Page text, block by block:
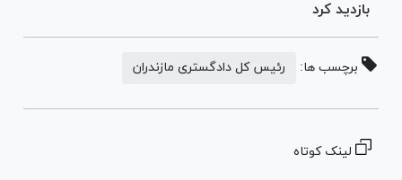
بازدید کرد
برچسب ها: رئیس کل دادگستری مازندران
لینک کوتاه